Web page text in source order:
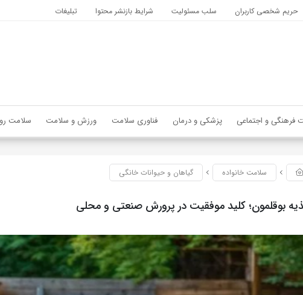
حریم شخصی کاربران سلب مسئولیت شرایط بازنشر محتوا تبلیغات
فرهنگی و اجتماعی پزشکی و درمان فناوری سلامت ورزش و سلامت سلامت
سلامت خانواده گیاهان و حیوانات خانگی
بوقلمون؛ کلید موفقیت در پرورش صنعتی و محلی